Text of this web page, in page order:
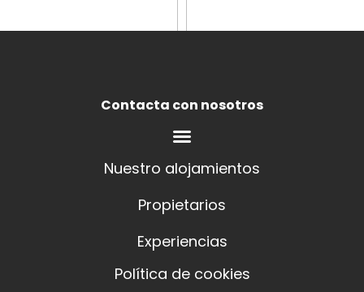
Contacta con nosotros
Nuestro alojamientos
Propietarios
Experiencias
Política de cookies